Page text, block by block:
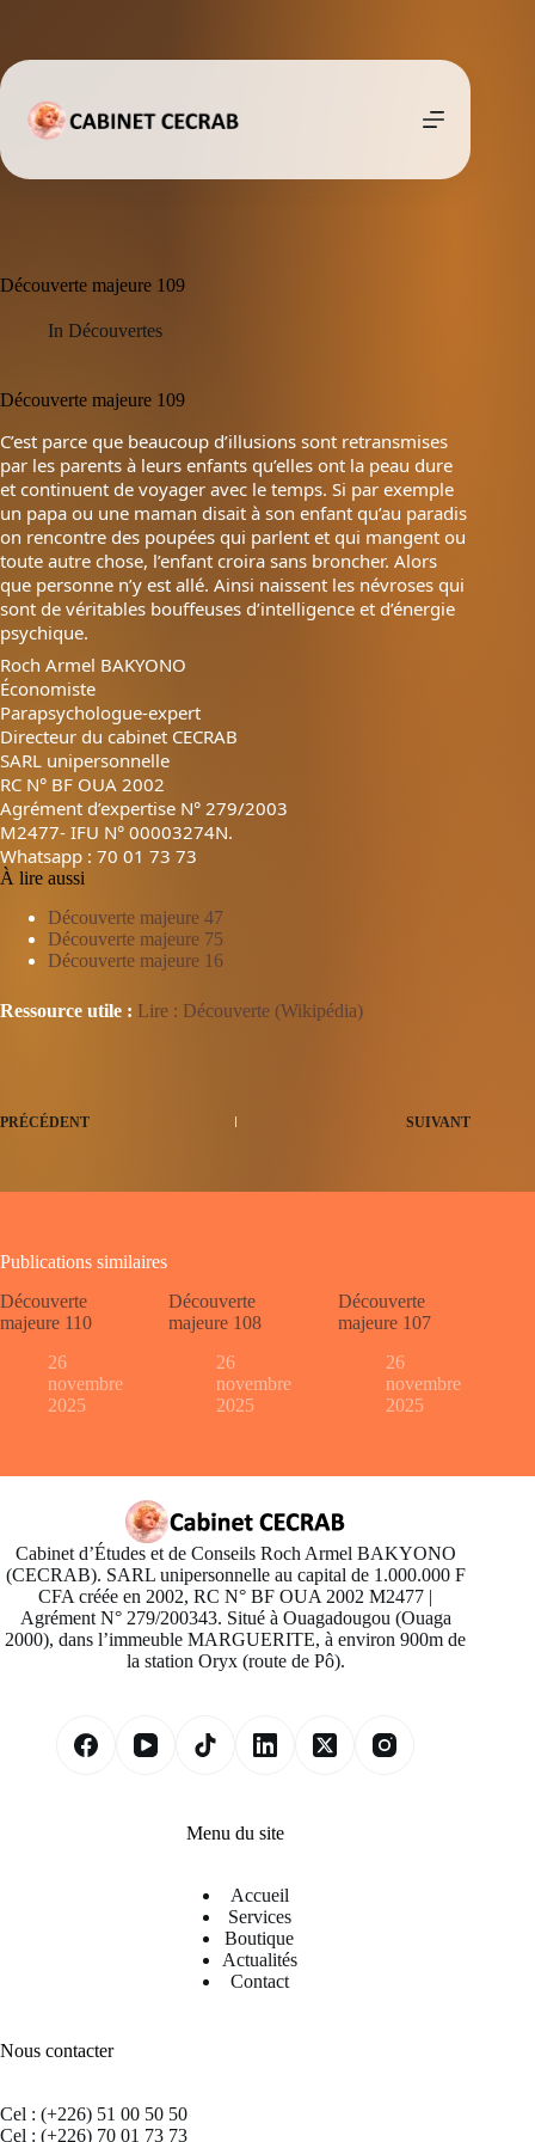
Découverte majeure 109
In Découvertes
Découverte majeure 109
C’est parce que beaucoup d’illusions sont retransmises
par les parents à leurs enfants qu’elles ont la peau dure
et continuent de voyager avec le temps. Si par exemple
un papa ou une maman disait à son enfant qu’au paradis
on rencontre des poupées qui parlent et qui mangent ou
toute autre chose, l’enfant croira sans broncher. Alors
que personne n’y est allé. Ainsi naissent les névroses qui
sont de véritables bouffeuses d’intelligence et d’énergie
psychique.
Roch Armel BAKYONO
Économiste
Parapsychologue-expert
Directeur du cabinet CECRAB
SARL unipersonnelle
RC N° BF OUA 2002
Agrément d’expertise N° 279/2003
M2477- IFU N° 00003274N.
Whatsapp : 70 01 73 73
À lire aussi
Découverte majeure 47
Découverte majeure 75
Découverte majeure 16
Ressource utile : Lire : Découverte (Wikipédia)
PRÉCÉDENT SUIVANT
Publications similaires
Découverte
majeure 110
26
novembre
2025
Découverte
majeure 108
26
novembre
2025
Découverte
majeure 107
26
novembre
2025
Cabinet d’Études et de Conseils Roch Armel BAKYONO
(CECRAB). SARL unipersonnelle au capital de 1.000.000 F
CFA créée en 2002, RC N° BF OUA 2002 M2477 |
Agrément N° 279/200343. Situé à Ouagadougou (Ouaga
2000), dans l’immeuble MARGUERITE, à environ 900m de
la station Oryx (route de Pô).
Menu du site
Accueil
Services
Boutique
Actualités
Contact
Nous contacter
Cel : (+226) 51 00 50 50
Cel : (+226) 70 01 73 73